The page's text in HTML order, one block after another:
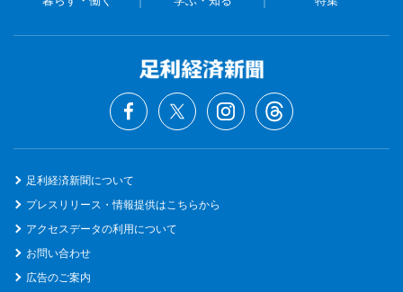
足利経済新聞について
プレスリリース・情報提供はこちらから
アクセスデータの利用について
お問い合わせ
広告のご案内